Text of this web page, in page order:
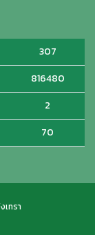
307
816480
2
70
เทรา